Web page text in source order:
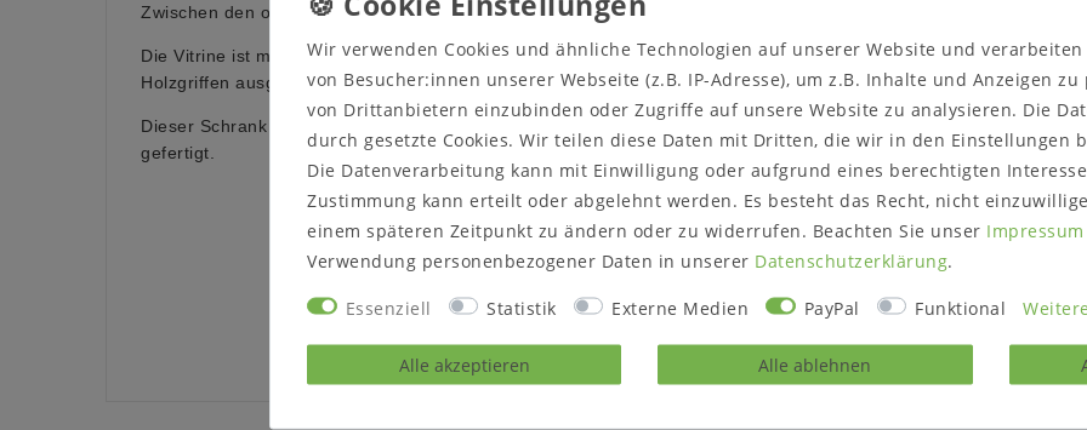
Zwischen den oberen und unteren Holztüren befindet sich je eine Schublade.
Die Vitrine ist mit Metall- (wahlweise aus Edelstahl oder Rohstahl) oder
Holzgriffen ausgestattet.
Dieser Schrank ist wahlweise aus massiver Kernbuche oder Wildeiche
gefertigt.
Wildeiche massiv natur
Wildeiche massiv
Breite 128 cm
Höhe 137 cm
Tiefe wahlweise 40 oder
Lieferzustand:
Bitte prüfen Sie vor
Treppenhaus passt.
Wir verwenden Cookies und ähnliche Technologien auf unserer Website und
von Besucher:innen unserer Webseite (z.B. IP-Adresse), um z.B. Inhalte und Anzeigen
von Drittanbietern einzubinden oder Zugriffe auf unsere Website zu analysieren. Die
durch gesetzte Cookies. Wir teilen diese Daten mit Dritten, die wir in den Einstellungen
Die Datenverarbeitung kann mit Einwilligung oder aufgrund eines berechtigten
Zustimmung kann erteilt oder abgelehnt werden. Es besteht das Recht, nicht
einem späteren Zeitpunkt zu ändern oder zu widerrufen. Beachten Sie unser Impressum
Verwendung personenbezogener Daten in unserer Daten­schutz­erklärung.
Essenziell Statistik Externe Medien PayPal Funktional
Alle akzeptieren Alle ablehnen